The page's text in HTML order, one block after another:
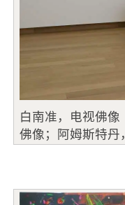
白南准，电视佛像
佛像；阿姆斯特丹